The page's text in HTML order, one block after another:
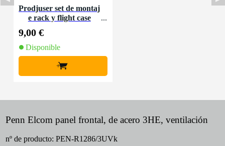
Prodjuser set de montaj
e rack y flight case
9,00 €
Disponible
+
Penn Elcom panel frontal, de acero 3HE, ventilación
nº de producto: PEN-R1286/3UVk